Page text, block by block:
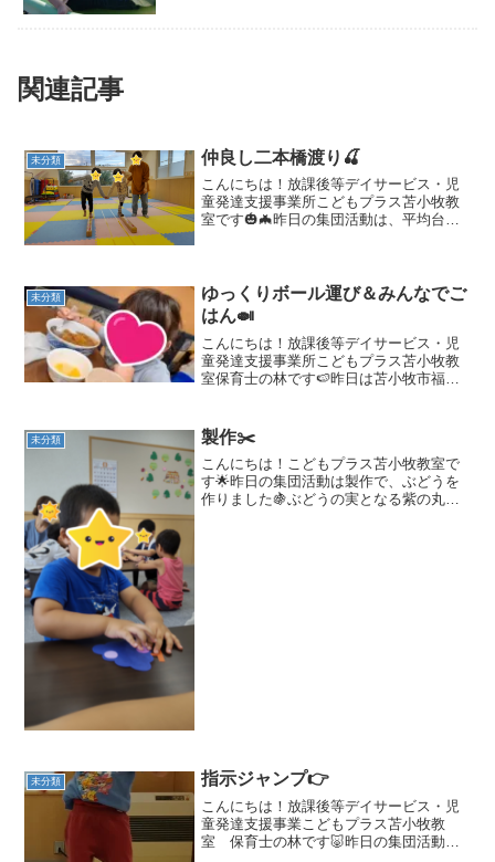
関連記事
未分類 仲良し二本橋渡り🍒
こんにちは！放課後等デイサービス・児
童発達支援事業所こどもプラス苫小牧教
室です🎃🦇昨日の集団活動は、平均台で
でしたがお友達とペー...
未分類
ゆっくりボール運び＆みんなでご
はん🍛
こんにちは！放課後等デイサービス・児
童発達支援事業所こどもプラス苫小牧教
室保育士の林です🍉昨日は苫小牧市福祉
友達と一緒に食べに行ってきました！！
今回もカレーと冷やし中華...
未分類 製作✂️
こんにちは！こどもプラス苫小牧教室で
す🌟昨日の集団活動は製作で、ぶどうを
作りました🍇ぶどうの実となる紫の丸い
未分類 指示ジャンプ👉
こんにちは！放課後等デイサービス・児
童発達支援事業こどもプラス苫小牧教
室 保育士の林です🐷昨日の集団活動で